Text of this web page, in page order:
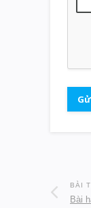
BÀI
Bài